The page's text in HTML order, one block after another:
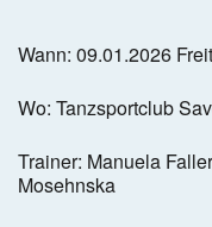
Wann: 09.01.2026
Wo: Tanzsportclub
Trainer: Manuela
Mosehnska